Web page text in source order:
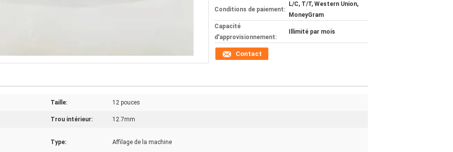
Conditions de paiement:
L/C, T/T, Western Union,
MoneyGram
Capacité
d'approvisionnement:
Illimité par mois
Contact
Taille: 12 pouces
Trou intérieur: 12.7mm
Type: Affilage de la machine